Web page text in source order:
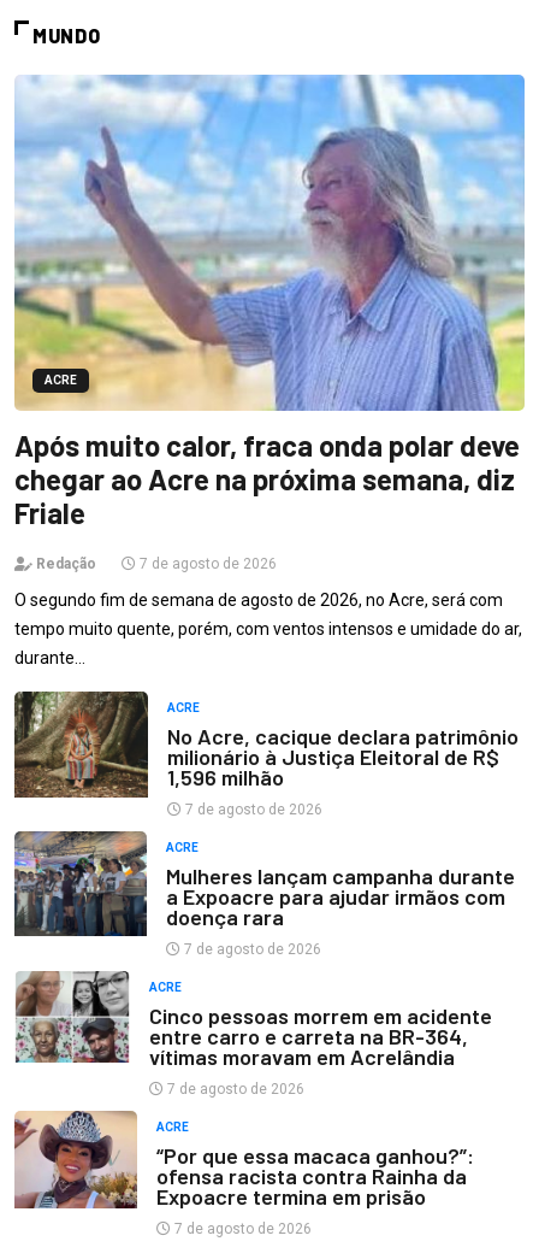
MUNDO
ACRE
Após muito calor, fraca onda polar deve
chegar ao Acre na próxima semana, diz
Friale
Redação 7 de agosto de 2026
O segundo fim de semana de agosto de 2026, no Acre, será com
tempo muito quente, porém, com ventos intensos e umidade do ar,
durante…
ACRE
No Acre, cacique declara patrimônio
milionário à Justiça Eleitoral de R$
1,596 milhão
7 de agosto de 2026
ACRE
Mulheres lançam campanha durante
a Expoacre para ajudar irmãos com
doença rara
7 de agosto de 2026
ACRE
Cinco pessoas morrem em acidente
entre carro e carreta na BR-364,
vítimas moravam em Acrelândia
7 de agosto de 2026
ACRE
“Por que essa macaca ganhou?”:
ofensa racista contra Rainha da
Expoacre termina em prisão
7 de agosto de 2026